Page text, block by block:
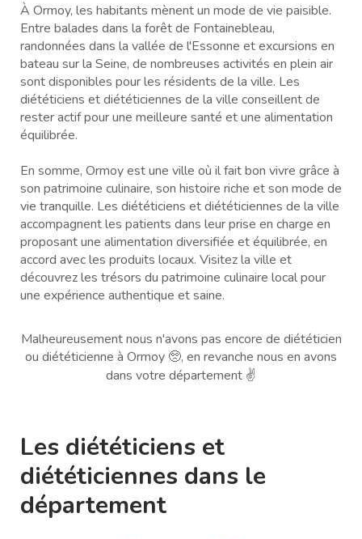
À Ormoy, les habitants mènent un mode de vie paisible.
Entre balades dans la forêt de Fontainebleau,
randonnées dans la vallée de l'Essonne et excursions en
bateau sur la Seine, de nombreuses activités en plein air
sont disponibles pour les résidents de la ville. Les
diététiciens et diététiciennes de la ville conseillent de
rester actif pour une meilleure santé et une alimentation
équilibrée.
En somme, Ormoy est une ville où il fait bon vivre grâce à
son patrimoine culinaire, son histoire riche et son mode de
vie tranquille. Les diététiciens et diététiciennes de la ville
accompagnent les patients dans leur prise en charge en
proposant une alimentation diversifiée et équilibrée, en
accord avec les produits locaux. Visitez la ville et
découvrez les trésors du patrimoine culinaire local pour
une expérience authentique et saine.
Malheureusement nous n'avons pas encore de diététicien
ou diététicienne à Ormoy 🥺, en revanche nous en avons
dans votre département ✌️
Les diététiciens et
diététiciennes dans le
département